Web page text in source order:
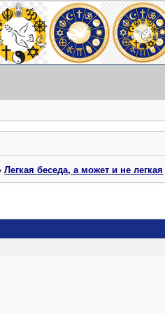
Легкая беседа, а может и не легкая